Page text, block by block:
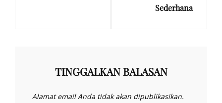
Sederhana
TINGGALKAN BALASAN
Alamat email Anda tidak akan dipublikasikan.